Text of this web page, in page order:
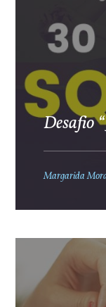
Desafio
Margarida